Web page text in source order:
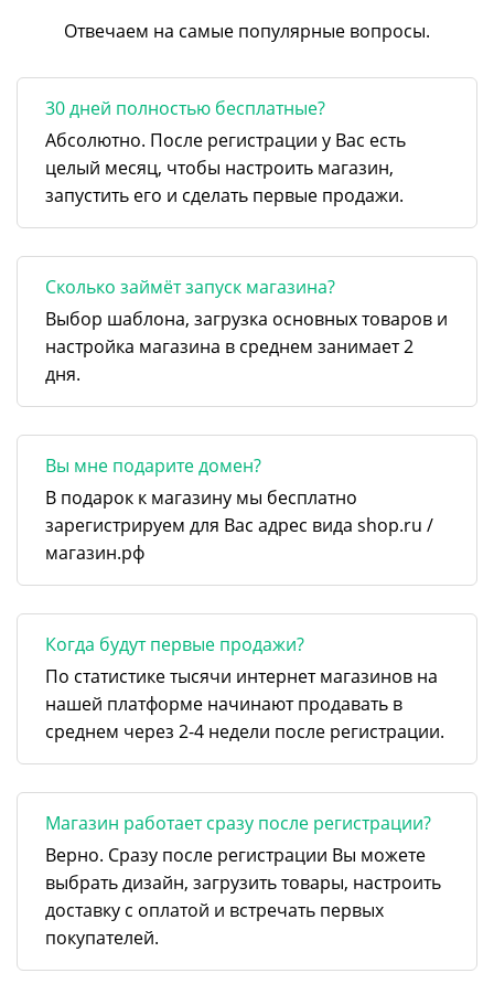
Отвечаем на самые популярные вопросы.
30 дней полностью бесплатные?
Абсолютно. После регистрации у Вас есть
целый месяц, чтобы настроить магазин,
запустить его и сделать первые продажи.
Сколько займёт запуск магазина?
Выбор шаблона, загрузка основных товаров и
настройка магазина в среднем занимает 2
дня.
Вы мне подарите домен?
В подарок к магазину мы бесплатно
зарегистрируем для Вас адрес вида shop.ru /
магазин.рф
Когда будут первые продажи?
По статистике тысячи интернет магазинов на
нашей платформе начинают продавать в
среднем через 2-4 недели после регистрации.
Магазин работает сразу после регистрации?
Верно. Сразу после регистрации Вы можете
выбрать дизайн, загрузить товары, настроить
доставку с оплатой и встречать первых
покупателей.